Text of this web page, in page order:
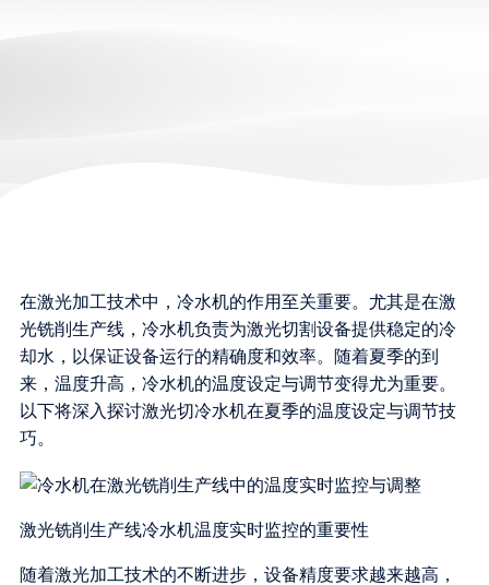
在激光加工技术中，冷水机的作用至关重要。尤其是在激
光铣削生产线，冷水机负责为激光切割设备提供稳定的冷
却水，以保证设备运行的精确度和效率。随着夏季的到
来，温度升高，冷水机的温度设定与调节变得尤为重要。
以下将深入探讨激光切冷水机在夏季的温度设定与调节技
巧。
激光铣削生产线冷水机温度实时监控的重要性
随着激光加工技术的不断进步，设备精度要求越来越高，